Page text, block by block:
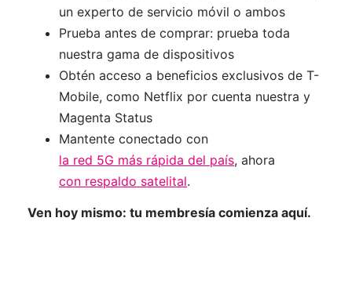
un experto de servicio móvil o ambos
Prueba antes de comprar: prueba toda
nuestra gama de dispositivos
Obtén acceso a beneficios exclusivos de T-
Mobile, como Netflix por cuenta nuestra y
Magenta Status
Mantente conectado con
la red 5G más rápida del país, ahora
con respaldo satelital.
Ven hoy mismo: tu membresía comienza aquí.